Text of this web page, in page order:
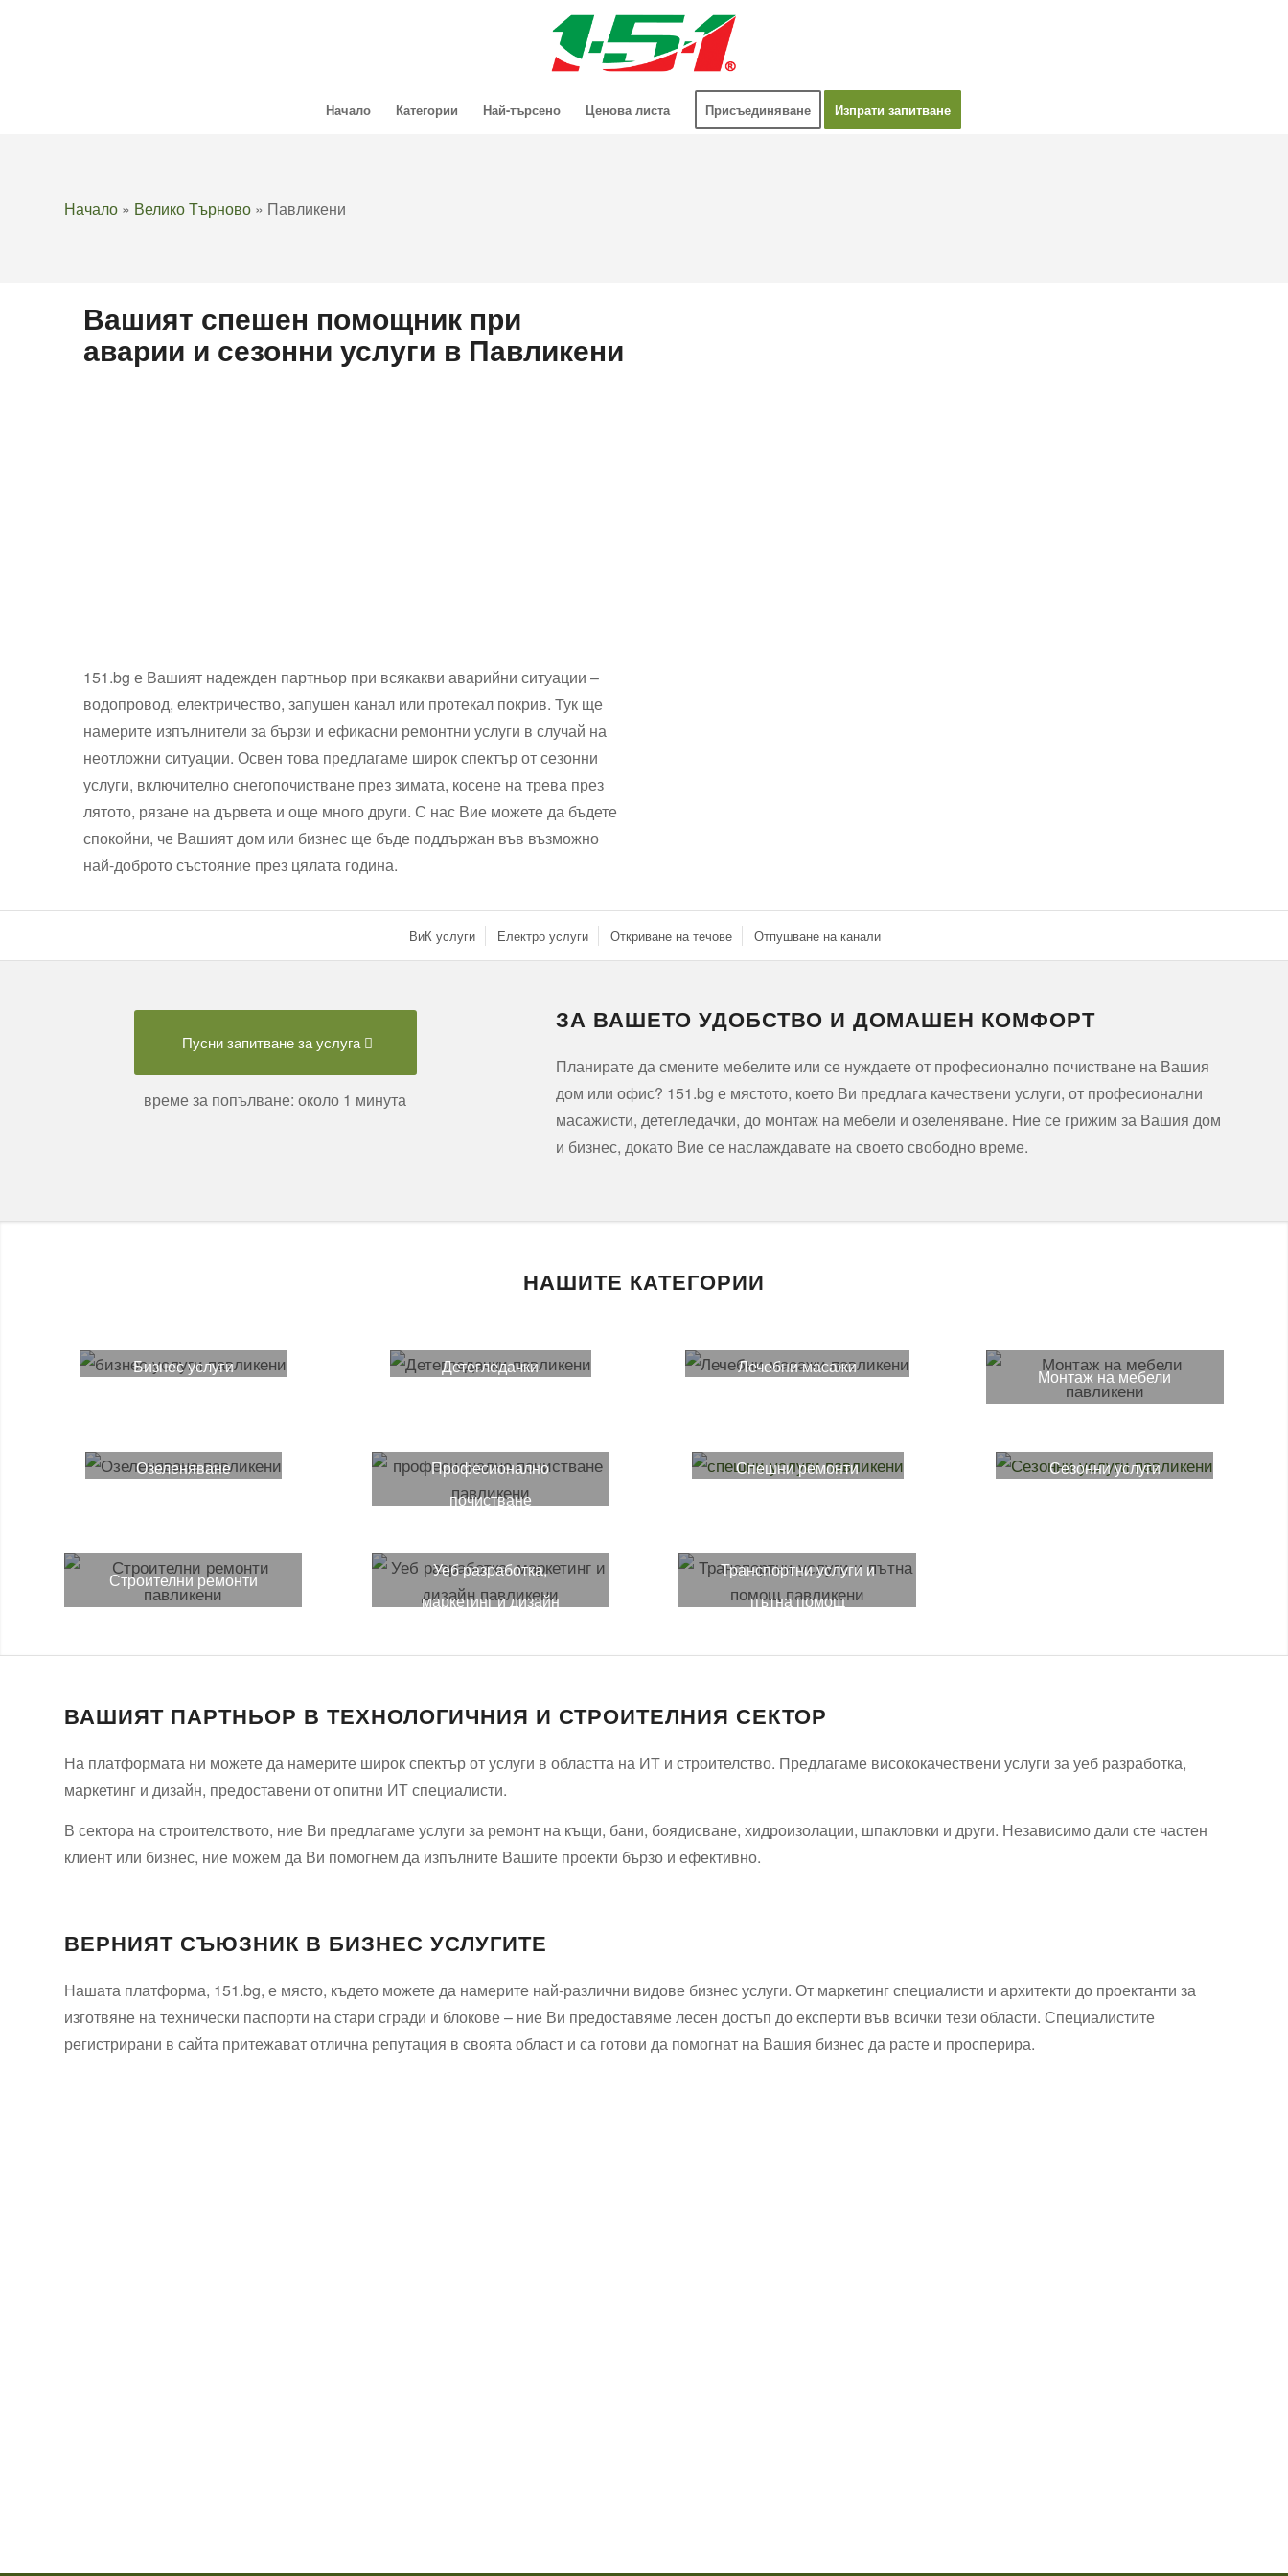
Начало Категории Най-търсено Ценова листа Присъединяване Изпрати запитване
Начало » Велико Търново » Павликени
Вашият спешен помощник при
аварии и сезонни услуги в Павликени
151.bg е Вашият надежден партньор при всякакви аварийни ситуации –
водопровод, електричество, запушен канал или протекал покрив. Тук ще
намерите изпълнители за бързи и ефикасни ремонтни услуги в случай на
неотложни ситуации. Освен това предлагаме широк спектър от сезонни
услуги, включително снегопочистване през зимата, косене на трева през
лятото, рязане на дървета и още много други. С нас Вие можете да бъдете
спокойни, че Вашият дом или бизнес ще бъде поддържан във възможно
най-доброто състояние през цялата година.
ВиК услуги Електро услуги Откриване на течове Отпушване на канали
Пусни запитване за услуга
време за попълване: около 1 минута
ЗА ВАШЕТО УДОБСТВО И ДОМАШЕН КОМФОРТ
Планирате да смените мебелите или се нуждаете от професионално почистване на Вашия
дом или офис? 151.bg е мястото, което Ви предлага качествени услуги, от професионални
масажисти, детегледачки, до монтаж на мебели и озеленяване. Ние се грижим за Вашия дом
и бизнес, докато Вие се наслаждавате на своето свободно време.
НАШИТЕ КАТЕГОРИИ
Бизнес услуги Детегледачки Лечебни масажи Монтаж на мебели
Озеленяване
Професионално
почистване
Спешни ремонти Сезонни услуги
Строителни ремонти
Уеб разработка,
маркетинг и дизайн
Транспортни услуги и
пътна помощ
ВАШИЯТ ПАРТНЬОР В ТЕХНОЛОГИЧНИЯ И СТРОИТЕЛНИЯ СЕКТОР
На платформата ни можете да намерите широк спектър от услуги в областта на ИТ и строителство. Предлагаме висококачествени услуги за уеб разработка,
маркетинг и дизайн, предоставени от опитни ИТ специалисти.
В сектора на строителството, ние Ви предлагаме услуги за ремонт на къщи, бани, боядисване, хидроизолации, шпакловки и други. Независимо дали сте частен
клиент или бизнес, ние можем да Ви помогнем да изпълните Вашите проекти бързо и ефективно.
ВЕРНИЯТ СЪЮЗНИК В БИЗНЕС УСЛУГИТЕ
Нашата платформа, 151.bg, е място, където можете да намерите най-различни видове бизнес услуги. От маркетинг специалисти и архитекти до проектанти за
изготвяне на технически паспорти на стари сгради и блокове – ние Ви предоставяме лесен достъп до експерти във всички тези области. Специалистите
регистрирани в сайта притежават отлична репутация в своята област и са готови да помогнат на Вашия бизнес да расте и просперира.